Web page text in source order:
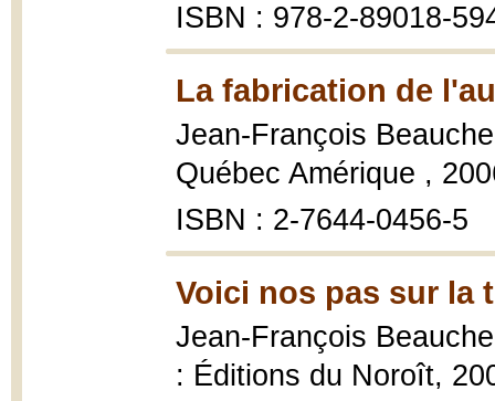
ISBN : 978-2-89018-
La fabrication de
Jean-François
Québec Amérique ,
ISBN : 2-7644-0456-5
Voici nos pas sur la
Jean-François
: Éditions du Noroît,